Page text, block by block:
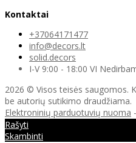
Kontaktai
+37064171477
info@decors.lt
solid.decors
I-V 9:00 - 18:00 VI
2026 © Visos teisės saugomos.
be autorių sutikimo draudžiama.
Elektroninių parduotuvių nuoma -
Rašyti
Skambinti